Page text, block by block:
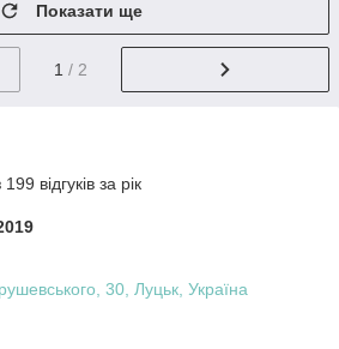
Показати ще
1 / 2
відгуків за рік
30, Луцьк, Україна